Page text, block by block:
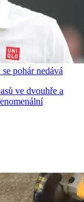
pohár nedává
ve dvouhře a